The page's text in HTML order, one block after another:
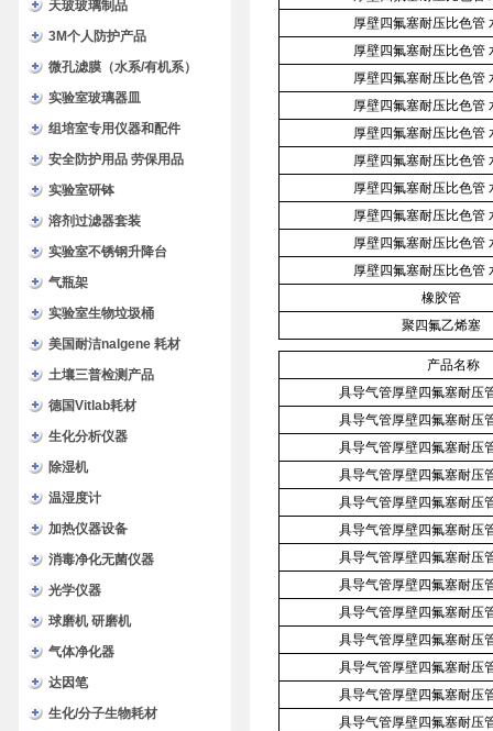
天玻玻璃制品
3M个人防护产品
微孔滤膜（水系/有机系）
实验室玻璃器皿
组培室专用仪器和配件
安全防护用品 劳保用品
实验室研钵
溶剂过滤器套装
实验室不锈钢升降台
气瓶架
实验室生物垃圾桶
美国耐洁nalgene 耗材
土壤三普检测产品
德国Vitlab耗材
生化分析仪器
除湿机
温湿度计
加热仪器设备
消毒净化无菌仪器
光学仪器
球磨机 研磨机
气体净化器
达因笔
生化/分子生物耗材
厚壁四氟塞耐压比色管
厚壁四氟塞耐压比色管
厚壁四氟塞耐压比色管
厚壁四氟塞耐压比色管
厚壁四氟塞耐压比色管
厚壁四氟塞耐压比色管
厚壁四氟塞耐压比色管
厚壁四氟塞耐压比色管
厚壁四氟塞耐压比色管
厚壁四氟塞耐压比色管
橡胶管
聚四氟乙烯塞
产品名称
具导气管厚壁四氟塞耐压
具导气管厚壁四氟塞耐压
具导气管厚壁四氟塞耐压
具导气管厚壁四氟塞耐压
具导气管厚壁四氟塞耐压
具导气管厚壁四氟塞耐压
具导气管厚壁四氟塞耐压
具导气管厚壁四氟塞耐压
具导气管厚壁四氟塞耐压
具导气管厚壁四氟塞耐压
具导气管厚壁四氟塞耐压
具导气管厚壁四氟塞耐压
具导气管厚壁四氟塞耐压